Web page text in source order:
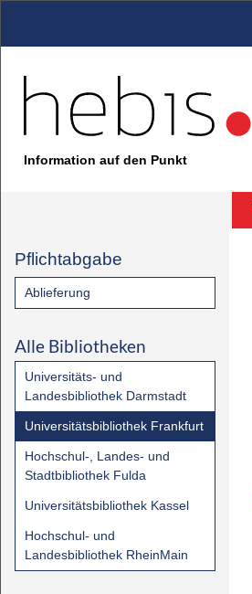
Information auf den Punkt
Pflichtabgabe
Ablieferung
Alle Bibliotheken
Universitäts- und
Landesbibliothek Darmstadt
Universitätsbibliothek Frankfurt
Hochschul-, Landes- und
Stadtbibliothek Fulda
Universitätsbibliothek Kassel
Hochschul- und
Landesbibliothek RheinMain